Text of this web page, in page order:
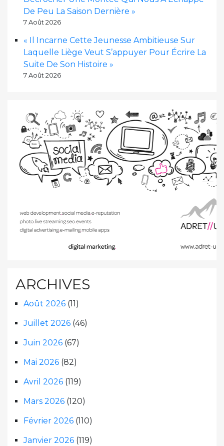
De Peu La Saison Dernière »
7 Août 2026
« Il Incarne Cette Jeunesse Ambitieuse Sur
Laquelle Liège Veut S’appuyer Pour Écrire La
Suite De Son Histoire »
7 Août 2026
ARCHIVES
Août 2026 (11)
Juillet 2026 (46)
Juin 2026 (67)
Mai 2026 (82)
Avril 2026 (119)
Mars 2026 (120)
Février 2026 (110)
Janvier 2026 (119)